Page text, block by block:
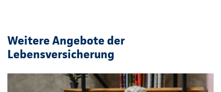
Weitere Angebote der
Lebensversicherung